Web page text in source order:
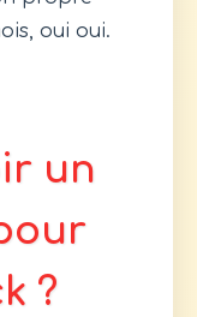
oui oui.
un
?